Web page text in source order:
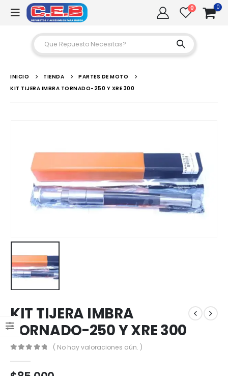
0 0
INICIO TIENDA
PARTES DE MOTO
KIT TIJERA IMBRA TORNADO-250 Y XRE 300
KIT TIJERA IMBRA
TORNADO-250 Y XRE 300
( No hay valoraciones aún. )